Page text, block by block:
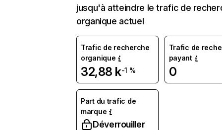
jusqu'à atteindre le trafic de
organique actuel
Trafic de recherche
organique
32,88 k-1 %
Trafic de
payant
0
Part du trafic de
marque
Déverrouiller